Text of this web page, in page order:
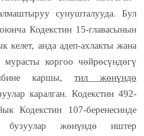
сунушталууда. Бул
Кодекстин 15-главасынын
келет, анда адеп-ахлакты жана
мурасты коргоо чөйрөсүндөгү
каршы, тил жөнүндө
каралган. Кодекстин 492-
Кодекстин 107-беренесинде
бузуулар жөнүндө иштер